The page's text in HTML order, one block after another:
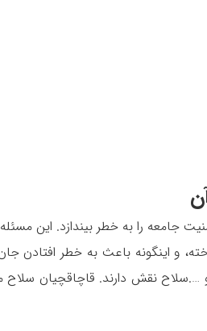
جامعه را به خطر بیندازد. این
و اینگونه باعث به خطر افتادن
….سلاح نقش دارند. قاچاقچیان